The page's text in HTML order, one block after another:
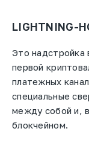
LIGHTNING-
Это надстройка
первой
платежных
специальные
между собой и,
блокчейном.